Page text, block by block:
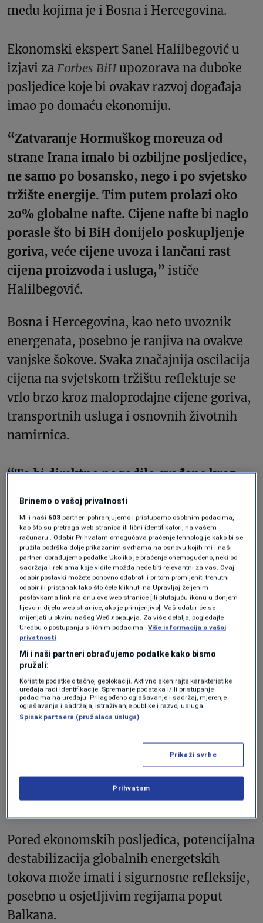
među kojima je i Bosna i Hercegovina.
Ekonomski ekspert Sanel Halilbegović u
izjavi za Forbes BiHupozorava na duboke
posljedice koje bi ovakav razvoj događaja
imao po domaću ekonomiju.
“Zatvaranje Hormuškog moreuza od
strane Irana imalo bi ozbiljne posljedice,
ne samo po bosansko, nego i po svjetsko
tržište energije. Tim putem prolazi oko
20% globalne nafte. Cijene nafte bi naglo
porasle što bi BiH donijelo poskupljenje
goriva, veće cijene uvoza i lančani rast
cijena proizvoda i usluga,” ističe
Halilbegović.
Bosna i Hercegovina, kao neto uvoznik
energenata, posebno je ranjiva na ovakve
vanjske šokove. Svaka značajnija oscilacija
cijena na svjetskom tržištu reflektuje se
vrlo brzo kroz maloprodajne cijene goriva,
transportnih usluga i osnovnih životnih
namirnica.
“To bi direktno pogodilo građane kroz
dugoročno bi država bila primorana da
troši više budžetskih sredstava na
subvenciju energenta što bi povećalo javni
dug i usporilo ekonomski rast koji je
svakako već u problemu,”upozorava
Halilbegović.
Pored ekonomskih posljedica, potencijalna
destabilizacija globalnih energetskih
tokova može imati i sigurnosne refleksije,
posebno u osjetljivim regijama poput
Balkana.
Brinemo o vašoj privatnosti
Mi i naši 603 partneri pohranjujemo i pristupamo osobnim podacima,
kao što su pretraga web stranica ili lični identifikatori, na vašem
računaru . Odabir Prihvatam omogućava praćenje tehnologije kako bi se
pružila podrška dolje prikazanim svrhama na osnovu kojih mi i naši
partneri obrađujemo podatke Ukoliko je praćenje onemogućeno, neki od
sadržaja i reklama koje vidite možda neće biti relevantni za vas. Ovaj
odabir postavki možete ponovno odabrati i pritom promijeniti trenutni
odabir ili pristanak tako što ćete kliknuti na Upravljaj željenim
postavkama link na dnu ove web stranice [ili plutajuću ikonu u donjem
lijevom dijelu web stranice, ako je primjenjivo]. Vaš odabir će se
mijenjati u okviru našeg Wеб локација. Za više detalja, pogledajte
Uredbu o postupanju s ličnim podacima. Više informacija o vašoj
privatnosti
Mi i naši partneri obrađujemo podatke kako bismo
pružali:
Koristite podatke o tačnoj geolokaciji. Aktivno skenirajte karakteristike
uređaja radi identifikacije. Spremanje podataka i/ili pristupanje
podacima na uređaju. Prilagođeno oglašavanje i sadržaj, mjerenje
oglašavanja i sadržaja, istraživanje publike i razvoj usluga.
Spisak partnera (pružalaca usluga)
Prikaži svrhe
Prihvatam